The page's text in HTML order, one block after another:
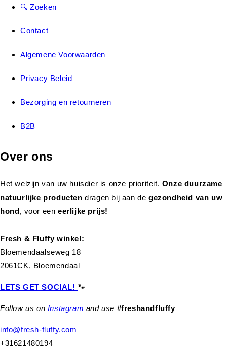
🔍 Zoeken
Contact
Algemene Voorwaarden
Privacy Beleid
Bezorging en retourneren
B2B
Over ons
Het welzijn van uw huisdier is onze prioriteit. Onze duurzame
natuurlijke productendragen bij aan de gezondheid van uw
hond, voor eeneerlijke prijs!
Fresh & Fluffy winkel:
Bloemendaalseweg 18
2061CK, Bloemendaal
LETS GET SOCIAL!🐾
Follow us on Instagram and use #freshandfluffy
info@fresh-fluffy.com
+31621480194